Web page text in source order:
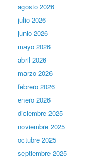
agosto 2026
julio 2026
junio 2026
mayo 2026
abril 2026
marzo 2026
febrero 2026
enero 2026
diciembre 2025
noviembre 2025
octubre 2025
septiembre 2025